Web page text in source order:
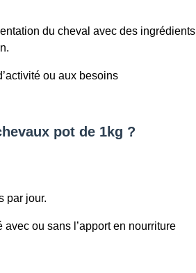
du cheval avec des ingrédients
ou aux besoins
pot de 1kg ?
par jour.
ou sans l’apport en nourriture